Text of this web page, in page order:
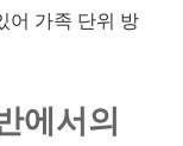
어 가족 단위 방
에서의